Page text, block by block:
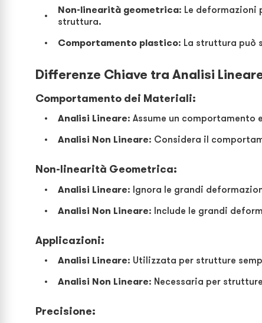
Non-linearità geometrica: Le deformazioni
struttura.
Comportamento plastico: La struttura può
Differenze Chiave tra Analisi
Comportamento dei Materiali:
Analisi Lineare: Assume un comportamento
Analisi Non Lineare: Considera il
Non-linearità Geometrica:
Analisi Lineare: Ignora le grandi
Analisi Non Lineare: Include le grandi
Applicazioni:
Analisi Lineare: Utilizzata per strutture
Analisi Non Lineare: Necessaria per
Precisione: